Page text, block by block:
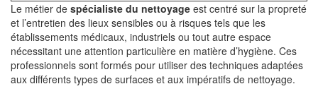
Le métier de spécialiste du nettoyage est centré sur la propreté
et l’entretien des lieux sensibles ou à risques tels que les
établissements médicaux, industriels ou tout autre espace
nécessitant une attention particulière en matière d’hygiène. Ces
professionnels sont formés pour utiliser des techniques adaptées
aux différents types de surfaces et aux impératifs de nettoyage.